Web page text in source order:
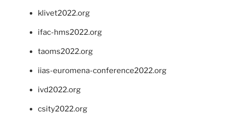
klivet2022.org
ifac-hms2022.org
taoms2022.org
iias-euromena-conference2022.org
ivd2022.org
csity2022.org